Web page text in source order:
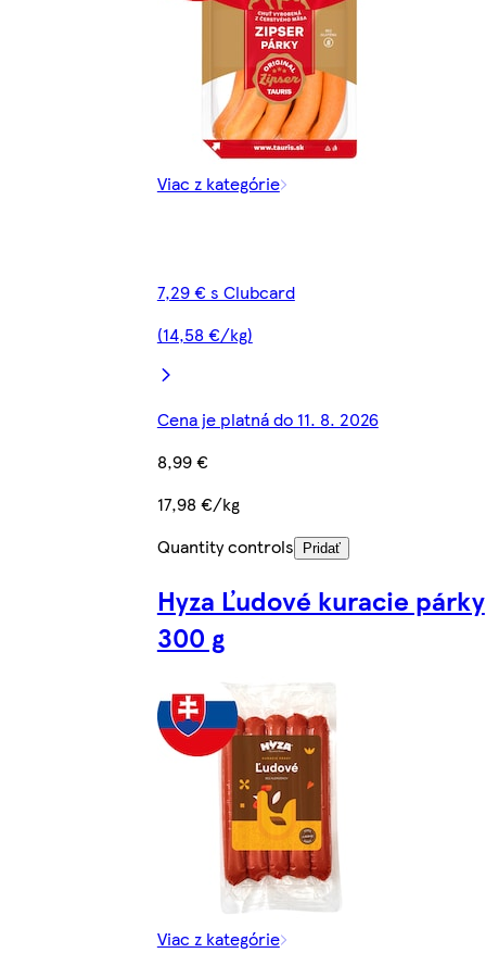
Viac z kategórie
7,29 € s Clubcard
(14,58 €/kg)
Cena je platná do 11. 8. 2026
8,99 €
17,98 €/kg
Quantity controls
Pridať
Hyza Ľudové kuracie párky
300 g
Viac z kategórie